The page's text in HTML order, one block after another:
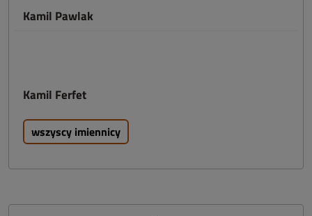
Kamil Pawlak
Kamil Ferfet
wszyscy imiennicy